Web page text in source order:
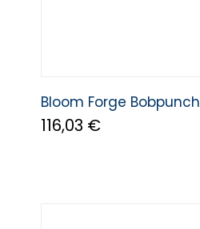
Bloom Forge Bobpunch
116,03 €